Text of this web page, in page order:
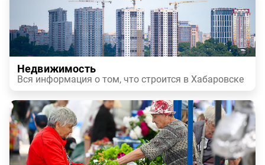
Недвижимость
Вся информация о том, что строится в Хабаровске